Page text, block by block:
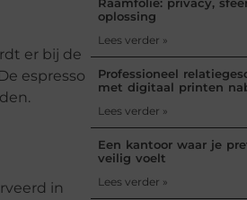
er bij de
espresso
in
oplossing
Lees verder »
Professioneel
met digitaal printen
Lees verder »
Een kantoor waar je
veilig voelt
Lees verder »